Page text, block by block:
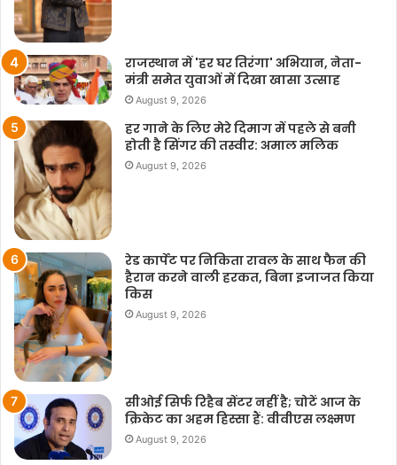
राजस्थान में 'हर घर तिरंगा' अभियान, नेता-
मंत्री समेत युवाओं में दिखा खासा उत्साह
August 9, 2026
हर गाने के लिए मेरे दिमाग में पहले से बनी
होती है सिंगर की तस्वीर: अमाल मलिक
August 9, 2026
रेड कार्पेट पर निकिता रावल के साथ फैन की
हैरान करने वाली हरकत, बिना इजाजत किया
किस
August 9, 2026
सीओई सिर्फ रिहैब सेंटर नहीं है; चोटें आज के
क्रिकेट का अहम हिस्सा हैं: वीवीएस लक्ष्मण
August 9, 2026